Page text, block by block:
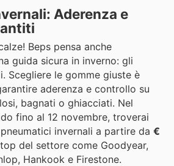
Aderenza e
Beps pensa anche
guida sicura in inverno: gli
Scegliere le gomme giuste è
aderenza e controllo su
bagnati o ghiacciati. Nel
fino al 12 novembre, troverai
invernali a partire da €
del settore come Goodyear,
Hankook e Firestone.